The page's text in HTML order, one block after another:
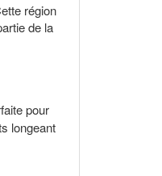
région
de la
pour
longeant